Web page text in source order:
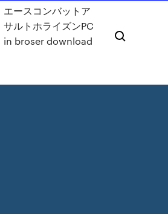
エースコンバットア
サルトホライズンPC
in broser download